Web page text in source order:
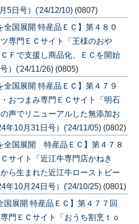
5日号）('24/12/10) (0807)
全国展開 特産品ＥＣ】第４８０
専門ＥＣサイト「王様のおや
Ｆで支援し商品化、ＥＣを開始
）('24/11/26) (0805)
全国展開 特産品ＥＣ】第４７９
おつまみ専門ＥＣサイト「明石
声でリニューアルした無添加お
年10月31日号）('24/11/05) (0802)
全国展開 特産品ＥＣ】第４７８
サイト「近江牛専門店かねき
ら生まれた近江牛ローストビー
年10月24日号）('24/10/25) (0801)
国展開 特産品ＥＣ】第４７７回
門ＥＣサイト「おうち割烹ｔｏ